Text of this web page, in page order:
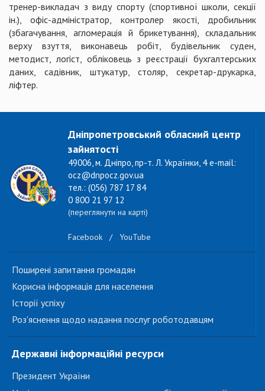
тренер-викладач з виду спорту (спортивної школи, секції
ін.), офіс-адміністратор, контролер якості, дробильник
(збагачування, агломерація й брикетування), складальник
верху взуття, виконавець робіт, будівельник суден,
методист, логіст, обліковець з реєстрації бухгалтерських
даних, садівник, штукатур, столяр, секретар-друкарка,
ліфтер.
Дніпропетровський обласний центр
зайнятості
49006, м. Дніпро, пр-т. Л. Українки, 4 e-mail:
ocz@dnpocz.gov.ua
тел.: (056) 787 17 84
0 800 21 97 12
(переглянути на карті)
Facebook / YouTube
Поширені запитання громадян
Корисна інформація для населення
Історії успіху
Роз'яснення щодо надання послуг роботодавцям
Державні інформаційні ресурси
Президент України